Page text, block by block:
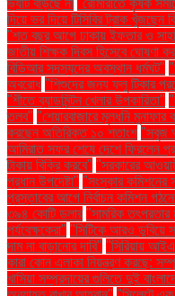
ভ্যাট বাড়ছে না "রৌমারীতে কৃষক
দিয়ে ভর দিয়ে টিসিবির ট্রাক খুঁজছেন
"শত বছর আগে ঢাকায় ইফতার ও
জাতীয় শিক্ষক দিবস হিসেবে ঘোষণা
বিডিআর সদস্যদের অবস্থান ধর্মঘট"
অবরোধ "শিশুদের জন্য ফ্লু টিকার
"শীতে ব্যাডমিন্টন খেলার উপকারিতা"
তলব" "শেয়ারবাজারে মূলধনি
করছেন অতিরিক্ত ১০ শতাংশ "সবুজ
আমিরাত সফর শেষে দেশে ফিরলেন
টাকায় বিক্রি করবে" "সরকারের
প্রধান উপদেষ্টা" "সংস্কার কমিশনের
প্রস্তাবের আগে নির্বাচন কমিশন
৩৯৪ কোটি ডলার "সামরিক তৎপরতার
পর্যবেক্ষকেরা" "সিটিকে আরও ডুবিয়ে
দাম না বাড়ানোর দাবি" "সিরিয়ায়
কারা কোন এলাকা নিয়ন্ত্রণ করছে:
খাসিয়া সম্প্রদায়ের গুলিতে দুই